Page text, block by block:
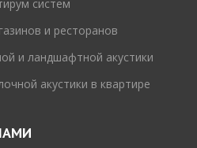
систем
и ресторанов
и ландшафтной акустики
акустики в квартире